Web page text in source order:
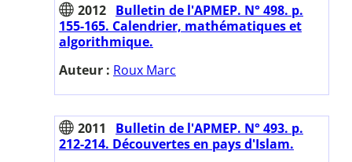
2012 Bulletin de l'APMEP. N° 498. p.
155-165. Calendrier, mathématiques et
algorithmique.
Auteur : Roux Marc
2011
Bulletin de l'APMEP. N° 493. p.
212-214. Découvertes en pays d'Islam.